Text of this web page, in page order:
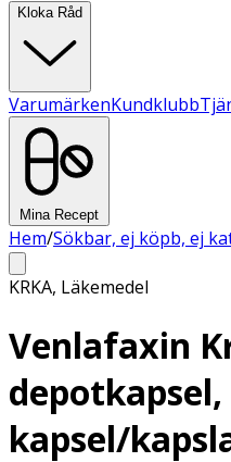
Kloka Råd
VarumärkenKundklubb
Mina Recept
Hem/Sökbar, ej köpb, ej
KRKA, Läkemedel
Venlafaxin
kapsel/